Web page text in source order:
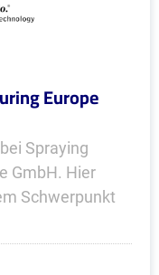
Europe
Spraying
GmbH. Hier
Schwerpunkt